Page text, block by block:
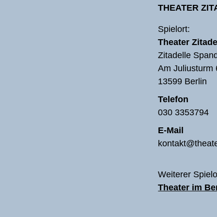
THEATER
Spielort:
Theater
Zitadelle
Am Juliusturm
13599 Berlin
Telefon
030 3353794
E-Mail
Weiterer
Theater im